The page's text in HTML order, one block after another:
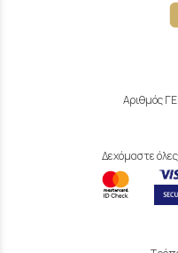
Αριθμός
Δεχόμαστε